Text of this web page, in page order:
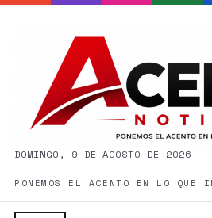
DOMINGO, 9 DE AGOSTO DE 2026
PONEMOS EL ACENTO EN LO QUE